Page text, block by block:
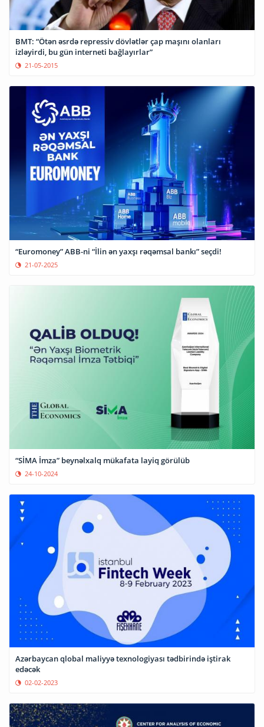
BMT: “Ötən əsrdə repressiv dövlətlər çap maşını olanları
izləyirdi, bu gün interneti bağlayırlar”
21-05-2015
“Euromoney” ABB-ni “İlin ən yaxşı rəqəmsal bankı” seçdi!
21-07-2025
“SİMA İmza” beynəlxalq mükafata layiq görülüb
24-10-2024
Azərbaycan qlobal maliyyə texnologiyası tədbirində iştirak
edəcək
02-02-2023